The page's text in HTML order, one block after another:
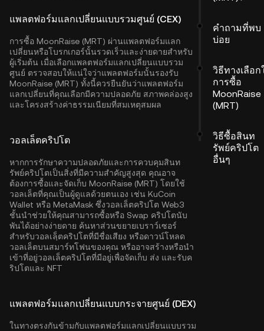
แพลตฟอร์มแลกเปลี่ยนแบบรวมศูนย์ (CEX)
การซื้อ MoonRaise (MRT) ผ่านแพลตฟอร์มแลก
เปลี่ยนหรือโบรกเกอร์นั้นรวดเร็วและง่ายดายสำหรับ
ผู้เริ่มต้น เมื่อเลือกแพลตฟอร์มแลกเปลี่ยนแบบรวม
ศูนย์ ตรวจสอบให้แน่ใจว่าแพลตฟอร์มนั้นรองรับ
MoonRaise (MRT) ทั้งนี้ควรยืนยันว่าแพลตฟอร์ม
แลกเปลี่ยนที่คุณเลือกมีความปลอดภัย สภาพคล่องสูง
และโครงสร้างค่าธรรมเนียมที่สมเหตุสมผล
วอลเล็ตคริปโต
หากการรักษาความปลอดภัยและการควบคุมสินท
รัพย์คริปโตเป็นสิ่งที่มีความสำคัญสูงสุด คุณอาจ
ต้องการซื้อและจัดเก็บ MoonRaise (MRT) โดยใช้
วอลเล็ตที่คุณเป็นผู้ดูแลด้วยตนเอง เช่น KuCoin
Wallet หรือ MetaMask ซึ่งวอลเล็ตคริปโต Web3
ชั้นนำช่วยให้คุณสามารถซื้อหรือ Swap คริปโตนับ
พันได้อย่างง่ายดาย ค้นหาส่วนขยายเบราว์เซอร์
สำหรับวอลเลฺ็ตคริปโตที่มีชื่อเสียง หรือดาวน์โหลด
วอลเล็ตบนสมาร์ทโฟนของคุณ หรืออาจสร้างหรือนำ
เข้าที่อยู่วอลเล็ตคริปโตที่มีอยู่เพื่อจัดเก็บ ส่ง และรับค
ริปโตและ NFT
แพลตฟอร์มแลกเปลี่ยนแบบกระจายศูนย์ (DEX)
ในทางตรงกันข้ามกับแพลตฟอร์มแลกเปลี่ยนแบบรวม
คำถามที่พบ
บ่อย
วิธีทางเลือก
การซื้อ
MoonRaise
(MRT)
วิธีซื้อสินท
รัพย์คริปโต
อื่นๆ